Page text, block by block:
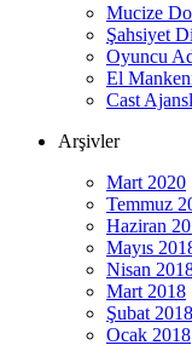
Mucize
Şahsiyet
Oyuncu
El
Cast
Arşivler
Mart 2020
Temmuz
Haziran
Mayıs
Nisan
Mart 2018
Şubat 2018
Ocak 2018